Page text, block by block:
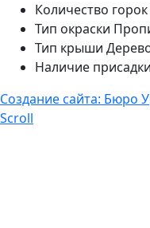
Количество горок
Тип окраски
Тип крыши
Наличие
Создание сайта: Бюро
Scroll